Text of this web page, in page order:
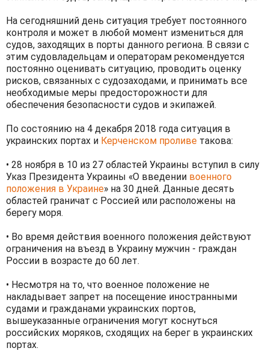
На сегодняшний день ситуация требует постоянного
контроля и может в любой момент измениться для
судов, заходящих в порты данного региона. В связи с
этим судовладельцам и операторам рекомендуется
постоянно оценивать ситуацию, проводить оценку
рисков, связанных с судозаходами, и принимать все
необходимые меры предосторожности для
обеспечения безопасности судов и экипажей.
По состоянию на 4 декабря 2018 года ситуация в
украинских портах и Керченском проливе такова:
• 28 ноября в 10 из 27 областей Украины вступил в силу
Указ Президента Украины «О введении военного
положения в Украине» на 30 дней. Данные десять
областей граничат с Россией или расположены на
берегу моря.
• Во время действия военного положения действуют
ограничения на въезд в Украину мужчин - граждан
России в возрасте до 60 лет.
• Несмотря на то, что военное положение не
накладывает запрет на посещение иностранными
судами и гражданами украинских портов,
вышеуказанные ограничения могут коснуться
российских моряков, сходящих на берег в украинских
портах.